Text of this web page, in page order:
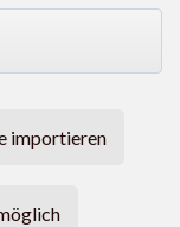
importieren